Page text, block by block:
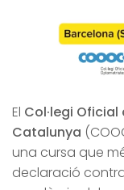
El Col·legi
Catalunya
una cursa que
declaració